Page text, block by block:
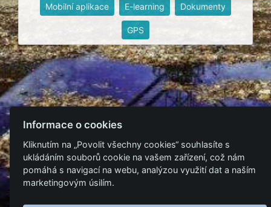
Mobilní aplikace E-learning Dokumenty
GPS
Informace o cookies
Kliknutím na „Povolit všechny cookies“ souhlasíte s
ukládáním souborů cookie na vašem zařízení, což nám
pomáhá s navigací na webu, analýzou využití dat a naším
marketingovým úsilím.